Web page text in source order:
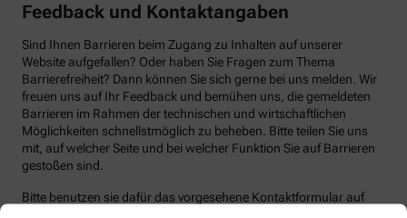
Feedback und Kontaktangaben
Sind Ihnen Barrieren beim Zugang zu Inhalten auf unserer
Website aufgefallen? Oder haben Sie Fragen zum Thema
Barrierefreiheit? Dann können Sie sich gerne bei uns melden. Wir
freuen uns auf Ihr Feedback und bemühen uns, die gemeldeten
Barrieren im Rahmen der technischen und wirtschaftlichen
Möglichkeiten schnellstmöglich zu beheben. Bitte teilen Sie uns
mit, auf welcher Seite und bei welcher Funktion Sie auf Barrieren
gestoßen sind.
Bitte benutzen sie dafür das vorgesehene Kontaktformular auf